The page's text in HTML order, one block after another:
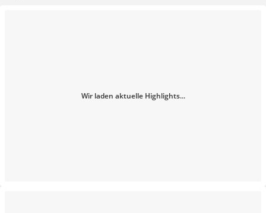
Wir laden aktuelle Highlights...